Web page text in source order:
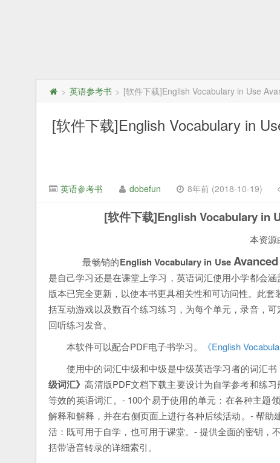
> 英语参考书 > [软件下载]English Vocabulary in Use
[软件下载]English Vocabulary in
英语参考书 dobefun 8年前 (2018-10-19)
[软件下载]English Vocabulary in
本资源
最畅销的English Vocabulary in UseAvanced
是自己学习还是在课堂上学习，英语词汇使用小学都会
版本已完全更新，以使本书更具相关性和可访问性。此
括互动游戏以及数百个练习练习，为每个单元，录音，
回听练习发音。
本软件可以配合PDF电子书学习。
《English
使用中的词汇中级和中级是中级英语学习者的词汇书
级词汇》高清版PDF文档下载主要设计为自学参考和练
等效的英语词汇。- 100个易于使用的单元：在各种主题
解释和解释，并在右侧页面上进行各种后续活动。- 帮
活：既可用于自学，也可用于课堂。- 提供全面的密钥，
括带语音转录的详细索引。